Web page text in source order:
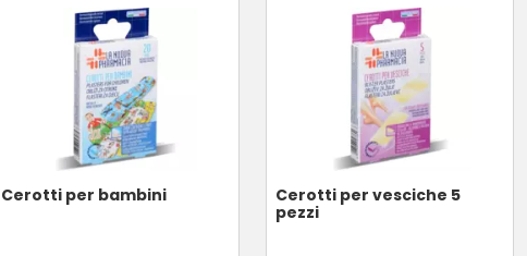
Cerotti per bambini
Cerotti per vesciche 5
pezzi